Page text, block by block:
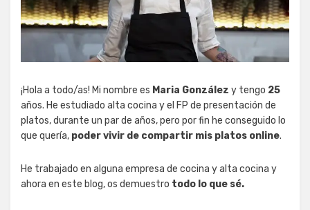
¡Hola a todo/as! Mi nombre es Maria González y tengo 25
años. He estudiado alta cocina y el FP de presentación de
platos, durante un par de años, pero por fin he conseguido lo
que quería, poder vivir de compartir mis platos online.
He trabajado en alguna empresa de cocina y alta cocina y
ahora en este blog, os demuestro todo lo que sé.